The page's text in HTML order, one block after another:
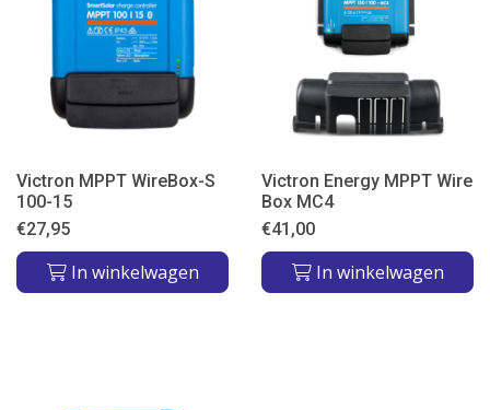
Victron MPPT WireBox-S
100-15
€27,95
In winkelwagen
Victron Energy MPPT Wire
Box MC4
€41,00
In winkelwagen